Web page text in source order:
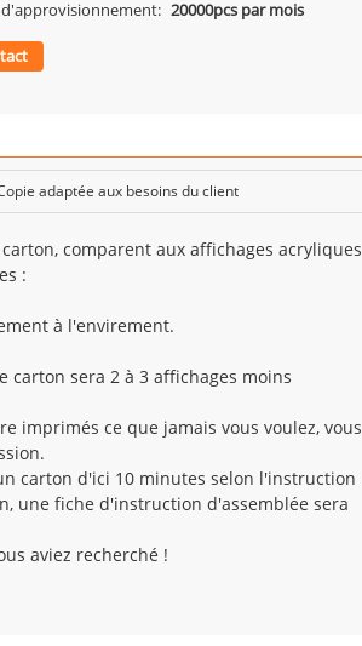
d'approvisionnement: 20000pcs par mois
adaptée aux besoins du client
comparent aux affichages acryliques
:
à l'envirement.
carton sera 2 à 3 affichages moins
imprimés ce que jamais vous voulez, vous
carton d'ici 10 minutes selon l'instruction
une fiche d'instruction d'assemblée sera
aviez recherché !